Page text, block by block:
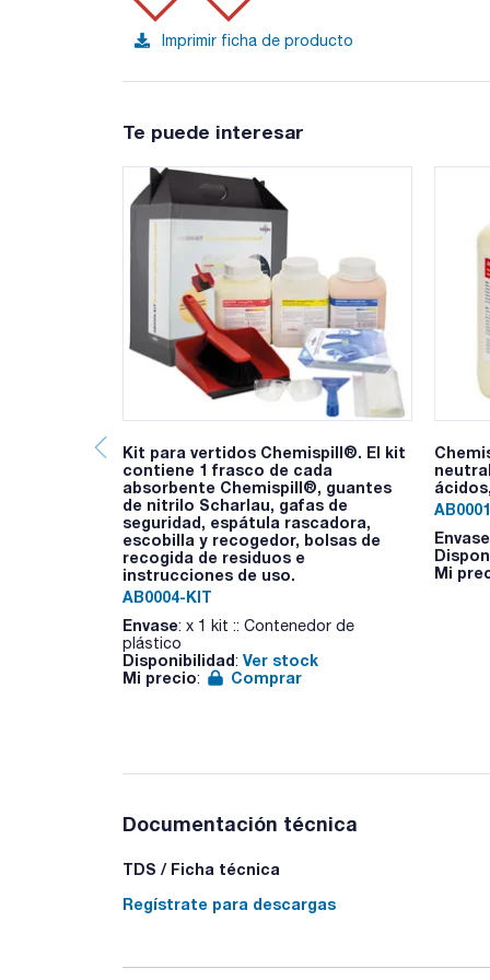
Imprimir ficha de producto
Te puede interesar
Kit para vertidos Chemispill®. El kit
contiene 1 frasco de cada
absorbente Chemispill®, guantes
de nitrilo Scharlau, gafas de
seguridad, espátula rascadora,
escobilla y recogedor, bolsas de
recogida de residuos e
instrucciones de uso.
AB0004-KIT
Envase: x 1 kit :: Contenedor de
plástico
Disponibilidad: Ver stock
Mi precio: Comprar
Envase
Mi
Documentación técnica
TDS / Ficha técnica
Regístrate para descargas